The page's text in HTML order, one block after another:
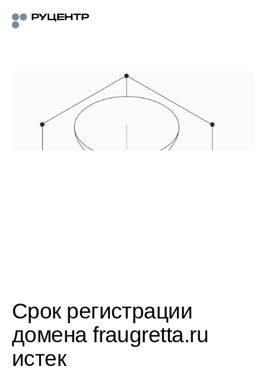
Срок регистрации
домена fraugretta.ru
истек